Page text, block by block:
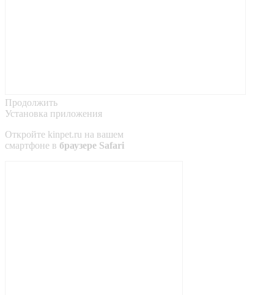
Продолжить
Установка приложения
Откройте kinpet.ru на вашем
смартфоне в браузере Safari